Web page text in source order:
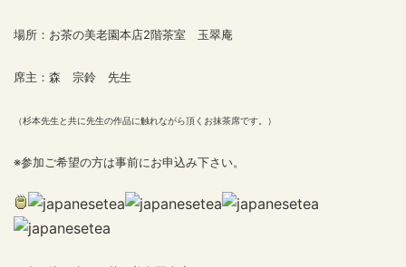
場所：お茶の美老園本店2階茶室 玉翠庵
席主：森 宗鈴 先生
（杉本先生と共に先生の作品に触れながら頂くお抹茶席です。）
※参加ご希望の方は事前にお申込み下さい。